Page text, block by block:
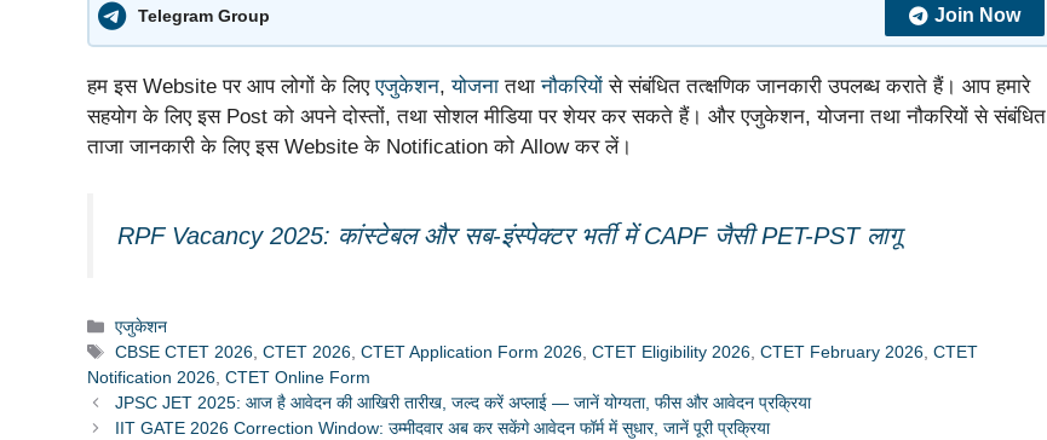
Telegram Group Join Now
हम इस Website पर आप लोगों के लिएएजुकेशन,योजनातथानौकरियोंसे संबंधित तत्क्षणिक जानकारी उपलब्ध कराते हैं। आप हमारे
सहयोग के लिए इस Post को अपने दोस्तों, तथा सोशल मीडिया पर शेयर कर सकते हैं। और एजुकेशन, योजना तथा नौकरियों से संबंधित
ताजा जानकारी के लिए इस Website के Notification को Allow कर लें।
RPF Vacancy 2025: कांस्टेबल और सब-इंस्पेक्टर भर्ती में CAPF जैसी PET-PST लागू
Categories
एजुकेशन
Tags
CBSE CTET 2026,CTET 2026,CTET Application Form 2026,CTET Eligibility 2026,CTET February 2026,CTET
Notification 2026, CTET Online Form
JPSC JET 2025: आज है आवेदन की आखिरी तारीख, जल्द करें अप्लाई — जानें योग्यता, फीस और आवेदन प्रक्रिया
IIT GATE 2026 Correction Window: उम्मीदवार अब कर सकेंगे आवेदन फॉर्म में सुधार, जानें पूरी प्रक्रिया